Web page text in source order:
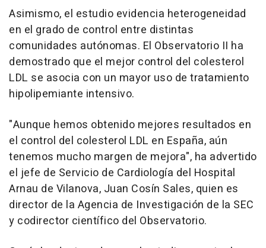
Asimismo, el estudio evidencia heterogeneidad
en el grado de control entre distintas
comunidades autónomas. El Observatorio II ha
demostrado que el mejor control del colesterol
LDL se asocia con un mayor uso de tratamiento
hipolipemiante intensivo.
"Aunque hemos obtenido mejores resultados en
el control del colesterol LDL en España, aún
tenemos mucho margen de mejora", ha advertido
el jefe de Servicio de Cardiología del Hospital
Arnau de Vilanova, Juan Cosín Sales, quien es
director de la Agencia de Investigación de la SEC
y codirector científico del Observatorio.